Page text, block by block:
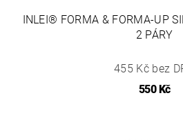
INLEI® FORMA & FORMA-UP
2 PÁRY
455 Kč bez
550 Kč